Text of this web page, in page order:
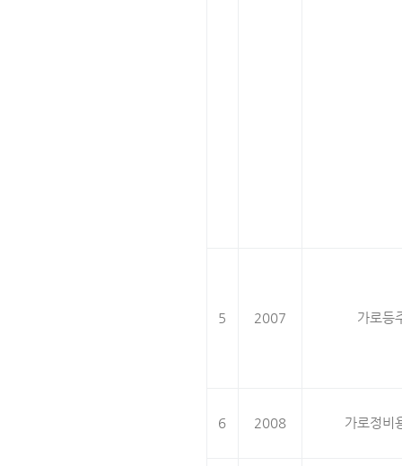
5 2007 가로등
6 2008 가로정비